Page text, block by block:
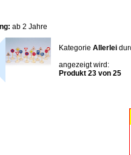
ab 2 Jahre
Kategorie Allerlei
angezeigt wird:
Produkt 23 von 25